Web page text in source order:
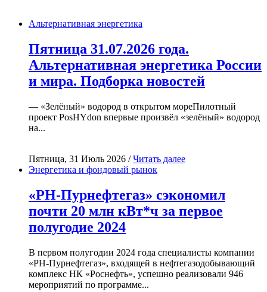
Альтернативная энергетика
Пятница 31.07.2026 года.
Альтернативная энергетика России
и мира. Подборка новостей
— «Зелёный» водород в открытом мореПилотный
проект PosHYdon впервые произвёл «зелёный» водород
на...
Пятница, 31 Июль 2026 /Читать далее
Энергетика и фондовый рынок
«РН-Пурнефтегаз» сэкономил
почти 20 млн кВт*ч за первое
полугодие 2024
В первом полугодии 2024 года специалисты компании
«РН-Пурнефтегаз», входящей в нефтегазодобывающий
комплекс НК «Роснефть», успешно реализовали 946
мероприятий по программе...